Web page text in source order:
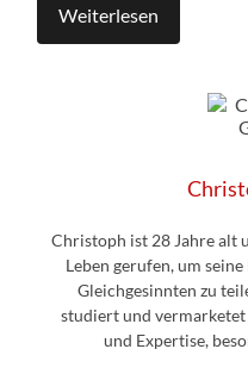
Weiterlesen
Christoph ist 28 Jahre alt
Leben gerufen, um
Gleichgesinnten zu
studiert und
und Expertise,